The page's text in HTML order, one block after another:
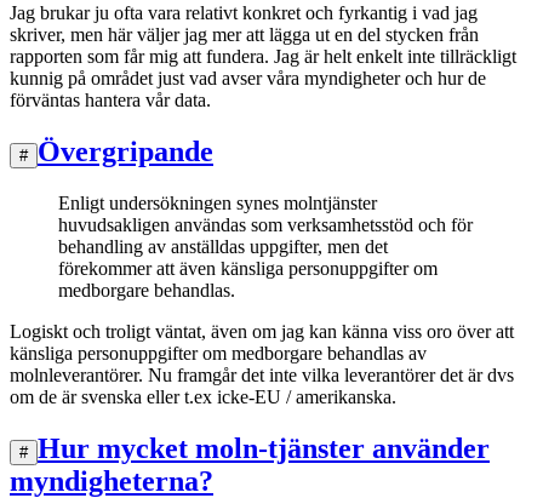
Jag brukar ju ofta vara relativt konkret och fyrkantig i vad jag
skriver, men här väljer jag mer att lägga ut en del stycken från
rapporten som får mig att fundera. Jag är helt enkelt inte tillräckligt
kunnig på området just vad avser våra myndigheter och hur de
förväntas hantera vår data.
# Övergripande
Enligt undersökningen synes molntjänster
huvudsakligen användas som verksamhetsstöd och för
behandling av anställdas uppgifter, men det
förekommer att även känsliga personuppgifter om
medborgare behandlas.
Logiskt och troligt väntat, även om jag kan känna viss oro över att
känsliga personuppgifter om medborgare behandlas av
molnleverantörer. Nu framgår det inte vilka leverantörer det är dvs
om de är svenska eller t.ex icke-EU / amerikanska.
# Hur mycket moln-tjänster använder
myndigheterna?